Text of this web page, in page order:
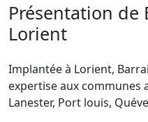
Présentation de
Lorient
Implantée à Lorient,
expertise aux communes
Lanester, Port louis,